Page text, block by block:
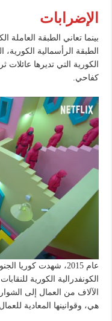
الإضرابات
بينما تعاني الطبقة
الطبقة الرأسمالية الكورية،
الكورية التي تديرها عائلات
كفاحي.
عام 2015، شهدت كوريا الجنوبية موجة من
الآلاف من العمال إلى
هي، وقوانينها المعادية للعمال.